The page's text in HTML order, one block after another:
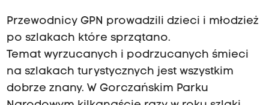
Przewodnicy GPN prowadzili dzieci i młodzież
po szlakach które sprzątano.
Temat wyrzucanych i podrzucanych śmieci
na szlakach turystycznych jest wszystkim
dobrze znany. W Gorczańskim Parku